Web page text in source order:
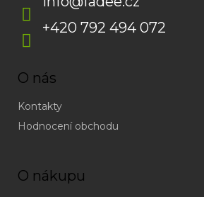
+420 792 494 072
O nás
Kontakty
Hodnocení obchodu
O nákupu